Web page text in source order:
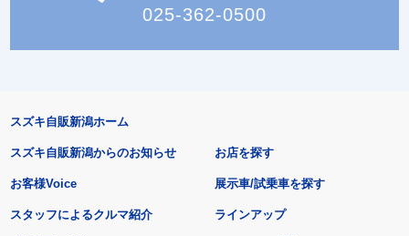
025-362-0500
スズキ自販新潟ホーム
スズキ自販新潟からのお知らせ
お客様Voice
スタッフによるクルマ紹介
お店を探す
展示車/試乗車を探す
ラインアップ